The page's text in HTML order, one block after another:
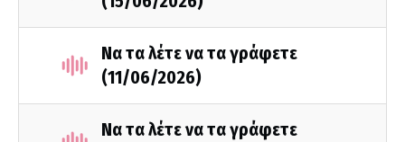
Να τα λέτε να τα γράφετε
(11/06/2026)
Να τα λέτε να τα γράφετε